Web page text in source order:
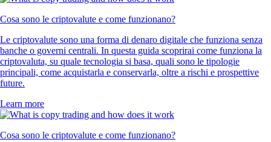
Cosa sono le criptovalute e come funzionano?
Le criptovalute sono una forma di denaro digitale che funziona senza
banche o governi centrali. In questa guida scoprirai come funziona la
criptovaluta, su quale tecnologia si basa, quali sono le tipologie
principali, come acquistarla e conservarla, oltre a rischi e prospettive
future.
Learn more
Cosa sono le criptovalute e come funzionano?